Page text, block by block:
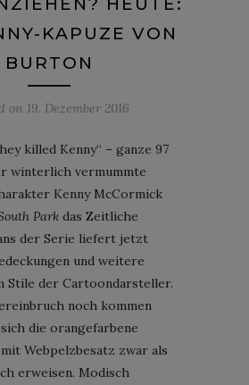
KAPUZE VON
BURTON
on 19. Dezember 2016
killed Kenny“ – ganze 97
winterlich vermummte
Kenny McCormick
Park das Zeitliche
der Serie liefert jetzt
und weitere
Stile der Cartoondarsteller.
noch kommen
die orangefarbene
Webpelzbesatz zwar als
erweisen. Modisch